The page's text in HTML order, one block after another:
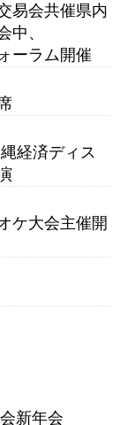
易会共催県内
中、
ーラム開催
経済ディス
ケ大会主催開
新年会